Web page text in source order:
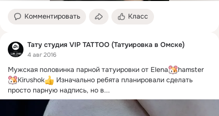
Комментировать Класс
Тату студия VIP TATTOO (Татуировка в Омске)
4 авг 2016
Мужская половинка парной татуировки от Elena
hamster
Kirushok
Изначально ребята планировали сделать
просто парную надпись, но в...